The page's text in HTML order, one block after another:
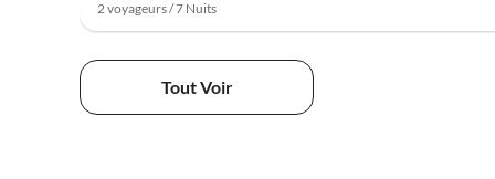
2 voyageurs / 7 Nuits
Tout Voir